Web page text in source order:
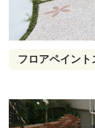
フロアペイン